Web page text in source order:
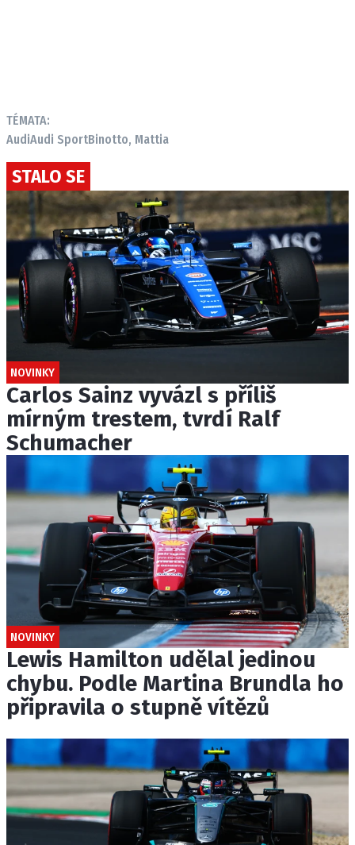
TÉMATA:
AudiAudi SportBinotto, Mattia
STALO SE
NOVINKY
Carlos Sainz vyvázl s příliš
mírným trestem, tvrdí Ralf
Schumacher
NOVINKY
Lewis Hamilton udělal jedinou
chybu. Podle Martina Brundla ho
připravila o stupně vítězů